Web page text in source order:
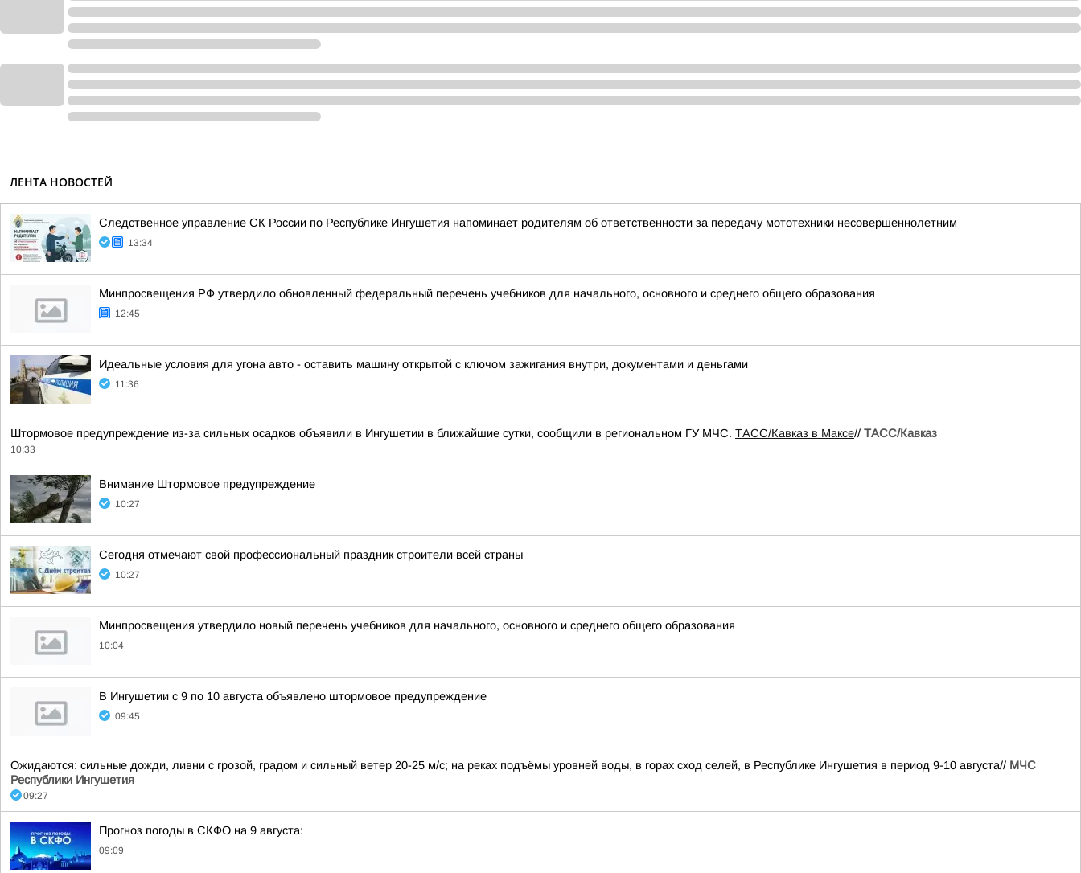
ЛЕНТА НОВОСТЕЙ
Следственное управление СК России по Республике Ингушетия напоминает родителям об ответственности за передачу мототехники несовершеннолетним
13:34
Минпросвещения РФ утвердило обновленный федеральный перечень учебников для начального, основного и среднего общего образования
12:45
Идеальные условия для угона авто - оставить машину открытой с ключом зажигания внутри, документами и деньгами
11:36
Штормовое предупреждение из-за сильных осадков объявили в Ингушетии в ближайшие сутки, сообщили в региональном ГУ МЧС. ТАСС/Кавказ в Максе// ТАСС/Кавказ
10:33
Внимание Штормовое предупреждение
10:27
Сегодня отмечают свой профессиональный праздник строители всей страны
10:27
Минпросвещения утвердило новый перечень учебников для начального, основного и среднего общего образования
10:04
В Ингушетии с 9 по 10 августа объявлено штормовое предупреждение
09:45
Ожидаются: сильные дожди, ливни с грозой, градом и сильный ветер 20-25 м/с; на реках подъёмы уровней воды, в горах сход селей, в Республике Ингушетия в период 9-10 августа// МЧС
Республики Ингушетия
09:27
Прогноз погоды в СКФО на 9 августа:
09:09